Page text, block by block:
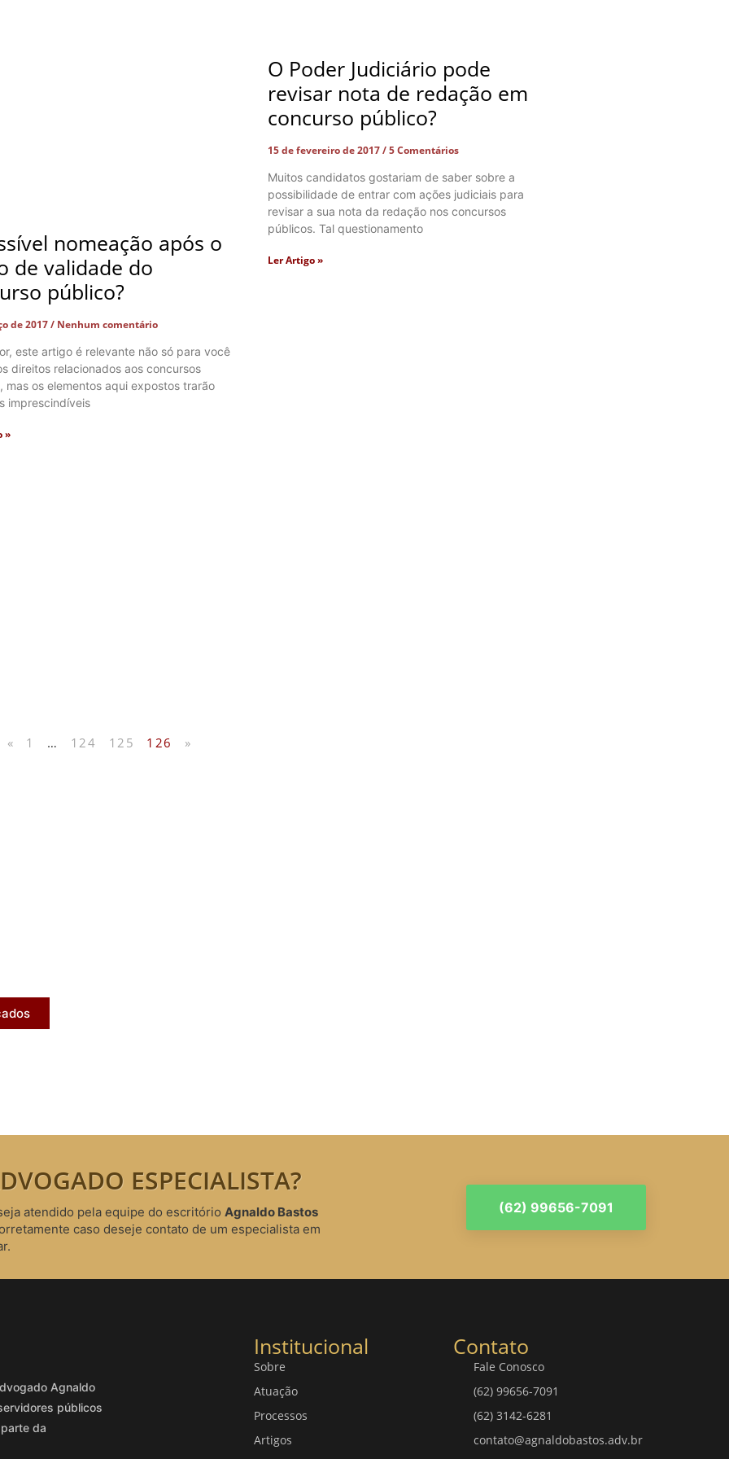
nomeação após o
de validade do
público?
de 2017 Nenhum comentário
este artigo é relevante não só para você
direitos relacionados aos concursos
mas os elementos aqui expostos trarão
imprescindíveis
»
O Poder Judiciário pode
revisar nota de redação em
concurso público?
15 de fevereiro de 2017 5 Comentários
Muitos candidatos gostariam de saber sobre a
possibilidade de entrar com ações judiciais para
revisar a sua nota da redação nos concursos
públicos. Tal questionamento
Ler Artigo »
« 1 … 124 125 126 »
ESPECIALISTA?
atendido pela equipe do escritório Agnaldo Bastos
caso deseje contato de um especialista em
(62) 99656-7091
Agnaldo
públicos
da
Institucional
Sobre
Atuação
Processos
Artigos
Contato
Fale Conosco
(62) 99656-7091
(62) 3142-6281
contato@agnaldobastos.adv.br